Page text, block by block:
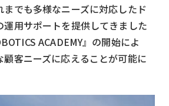
でも多様なニーズに対応したド
運用サポートを提供してきました
ACADEMY』の開始によ
顧客ニーズに応えることが可能に